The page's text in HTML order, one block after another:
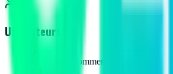
Utilisateurs
Suis tes commerces favoris